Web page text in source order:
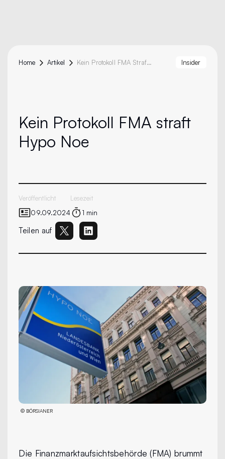
Home Artikel Kein Protokoll FMA Straft Hypo Noe Insider
Kein Protokoll FMA straft
Hypo Noe
Veröffentlicht
09.09.2024
Lesezeit
1 min
Teilen auf
© BÖRSIANER
Die Finanzmarktaufsichtsbehörde (FMA) brummt